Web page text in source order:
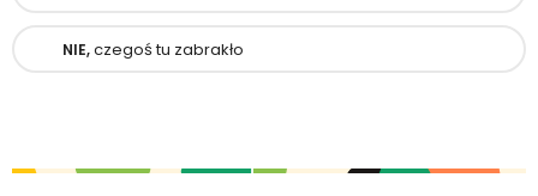
NIE,czegoś tu zabrakło